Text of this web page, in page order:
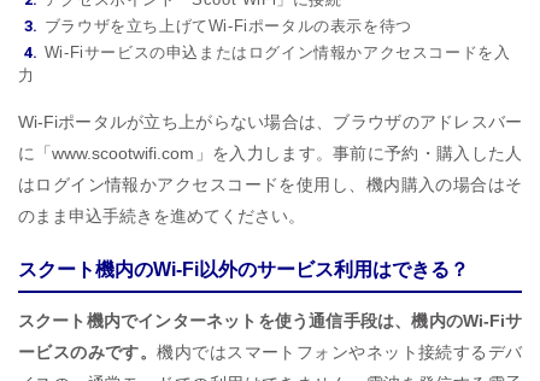
ブラウザを立ち上げてWi-Fiポータルの表示を待つ
Wi-Fiサービスの申込またはログイン情報かアクセスコードを入
力
Wi-Fiポータルが立ち上がらない場合は、ブラウザのアドレスバー
に「www.scootwifi.com」を入力します。事前に予約・購入した人
はログイン情報かアクセスコードを使用し、機内購入の場合はそ
のまま申込手続きを進めてください。
スクート機内のWi-Fi以外のサービス利用はできる？
スクート機内でインターネットを使う通信手段は、機内のWi-Fiサ
ービスのみです。機内ではスマートフォンやネット接続するデバ